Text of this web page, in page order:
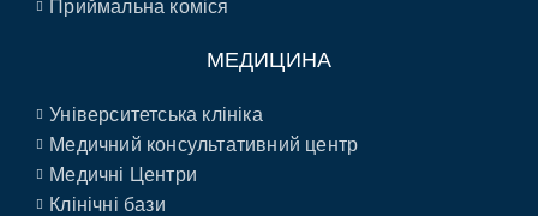
Приймальна коміся
МЕДИЦИНА
Університетська клініка
Медичний консультативний центр
Медичні Центри
Клінічні бази